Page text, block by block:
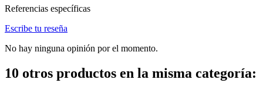
Referencias específicas
Escribe tu reseña
No hay ninguna opinión por el momento.
10 otros productos en la misma categoría: